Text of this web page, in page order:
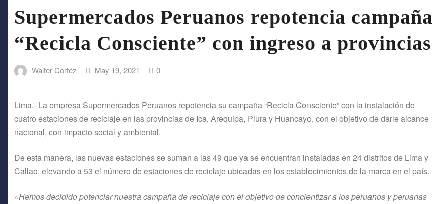
Supermercados Peruanos repotencia campaña
“Recicla Consciente” con ingreso a provincias
Walter Cortéz May 19, 2021 0
Lima.- La empresa Supermercados Peruanos repotencia su campaña “Recicla Consciente” con la instalación de
cuatro estaciones de reciclaje en las provincias de Ica, Arequipa, Piura y Huancayo, con el objetivo de darle alcance
nacional, con impacto social y ambiental.
De esta manera, las nuevas estaciones se suman a las 49 que ya se encuentran instaladas en 24 distritos de Lima y
Callao, elevando a 53 el número de estaciones de reciclaje ubicadas en los establecimientos de la marca en el país.
«Hemos decidido potenciar nuestra campaña de reciclaje con el objetivo de concientizar a los peruanos y peruanas